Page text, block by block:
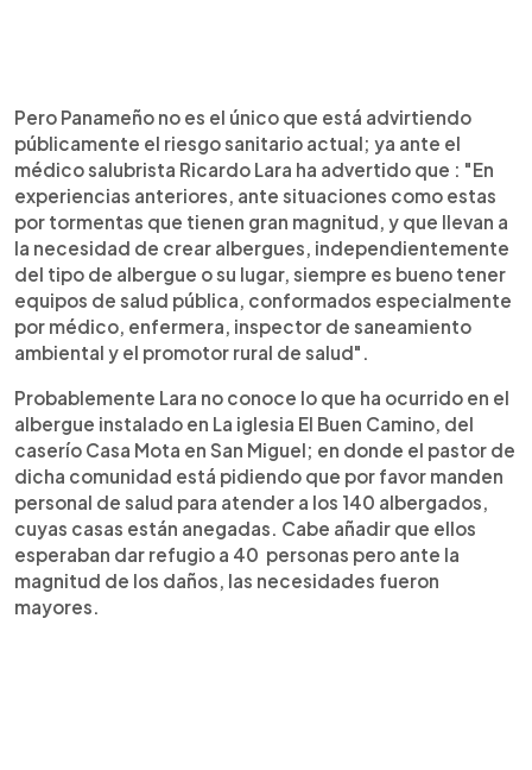
Pero Panameño no es el único que está advirtiendo
públicamente el riesgo sanitario actual; ya ante el
médico salubrista Ricardo Lara ha advertido que : "En
experiencias anteriores, ante situaciones como estas
por tormentas que tienen gran magnitud, y que llevan a
la necesidad de crear albergues, independientemente
del tipo de albergue o su lugar, siempre es bueno tener
equipos de salud pública, conformados especialmente
por médico, enfermera, inspector de saneamiento
ambiental y el promotor rural de salud".
Probablemente Lara no conoce lo que ha ocurrido en el
albergue instalado en La iglesia El Buen Camino, del
caserío Casa Mota en San Miguel; en donde el pastor de
dicha comunidad está pidiendo que por favor manden
personal de salud para atender a los 140 albergados,
cuyas casas están anegadas. Cabe añadir que ellos
esperaban dar refugio a 40 personas pero ante la
magnitud de los daños, las necesidades fueron
mayores.